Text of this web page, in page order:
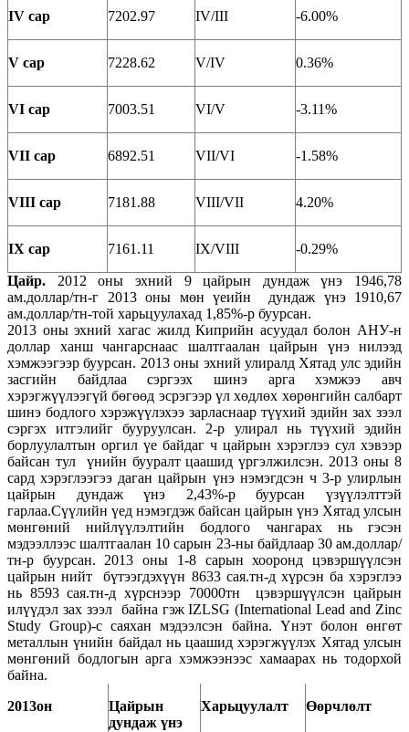
IV сар 7202.97 IV/III -6.00%
V сар 7228.62 V/IV 0.36%
VI сар 7003.51 VI/V -3.11%
VII сар 6892.51 VII/VI -1.58%
VIII сар 7181.88 VIII/VII 4.20%
IX сар 7161.11 IX/VIII -0.29%
Цайр.
2012 оны эхний 9 цайрын дундаж үнэ 1946,78
ам.доллар/тн-г 2013 оны мөн үеийн дундаж үнэ 1910,67
ам.доллар/тн-той харьцуулахад 1,85%-р буурсан.
2013 оны эхний хагас жилд Киприйн асуудал болон АНУ-н
доллар ханш чангарснаас шалтгаалан цайрын үнэ нилээд
хэмжээгээр буурсан. 2013 оны эхний улиралд Хятад улс эдийн
засгийн байдлаа сэргээх шинэ арга хэмжээ авч
хэрэгжүүлээгүй бөгөөд эсрэгээр үл хөдлөх хөрөнгийн салбарт
шинэ бодлого хэрэжүүлэхээ зарласнаар түүхий эдийн зах зээл
сэргэх итгэлийг бууруулсан. 2-р улирал нь түүхий эдийн
борлуулалтын оргил үе байдаг ч цайрын хэрэглээ сул хэвээр
байсан тул үнийн бууралт цаашид үргэлжилсэн. 2013 оны 8
сард хэрэглээгээ даган цайрын үнэ нэмэгдсэн ч 3-р улирлын
цайрын дундаж үнэ 2,43%-р буурсан үзүүлэлттэй
гарлаа.Сүүлийн үед нэмэгдэж байсан цайрын үнэ Хятад улсын
мөнгөний нийлүүлэлтийн бодлого чангарах нь гэсэн
мэдээллээс шалтгаалан 10 сарын 23-ны байдлаар 30 ам.доллар/
тн-р буурсан. 2013 оны 1-8 сарын хооронд цэвэршүүлсэн
цайрын нийт бүтээгдэхүүн 8633 сая.тн-д хүрсэн ба хэрэглээ
нь 8593 сая.тн-д хүрснээр 70000тн цэвэршүүлсэн цайрын
илүүдэл зах зээл байна гэж IZLSG (International Lead and Zinc
Study Group)-с саяхан мэдээлсэн байна. Үнэт болон өнгөт
металлын үнийн байдал нь цаашид хэрэгжүүлэх Хятад улсын
мөнгөний бодлогын арга хэмжээнээс хамаарах нь тодорхой
байна.
2013он
Цайрын
дундаж үнэ
Харьцуулалт Өөрчлөлт